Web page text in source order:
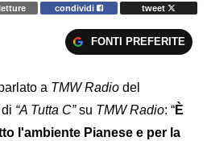
condividi
tweet
FONTI PREFERITE
a TMW Radio del
“A Tutta C”su TMW Radio: “È
l'ambiente Pianese e per la